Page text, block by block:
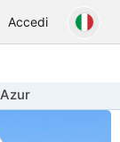
Accedi